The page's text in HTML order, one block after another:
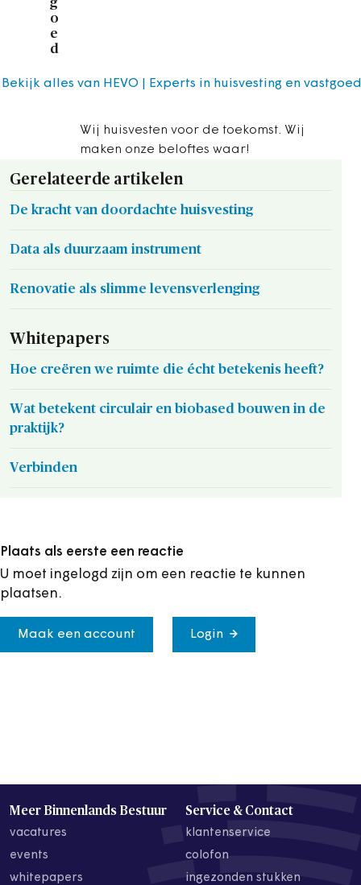
g
o
e
d
Wij huisvesten voor de toekomst. Wij
maken onze beloftes waar!
Bekijk alles van HEVO | Experts in huisvesting en vastgoed
Gerelateerde artikelen
De kracht van doordachte huisvesting
Data als duurzaam instrument
Renovatie als slimme levensverlenging
Whitepapers
Hoe creëren we ruimte die écht betekenis heeft?
Wat betekent circulair en biobased bouwen in de
praktijk?
Verbinden
Plaats als eerste een reactie
U moet ingelogd zijn om een reactie te kunnen
plaatsen.
Maak een account Login
Meer Binnenlands Bestuur
vacatures
events
whitepapers
Service & Contact
klantenservice
colofon
ingezonden stukken